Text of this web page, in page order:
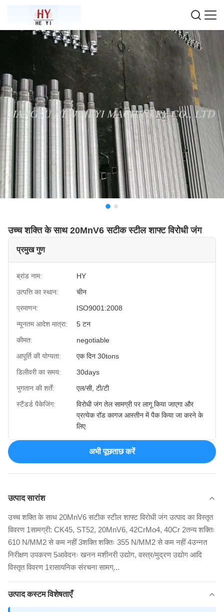
उच्च शक्ति के साथ 20MnV6 सटीक स्टील शाफ्ट विरोधी जंग
प्रमुख गुण
ब्रांड नाम:
HY
उत्पत्ति का स्थान:
चीन
प्रमाणन:
ISO9001:2008
न्यूनतम आदेश मात्रा:
5 टन
कीमत:
negotiable
आपूर्ति की योग्यता:
एक दिन 30tons
डिलीवरी का समय:
30days
भुगतान की शर्तें:
एल/सी, टी/टी
स्टैंडर्ड पैकेजिंग:
विरोधी जंग तेल सामग्री पर लागू किया जाएगा और
प्रत्येक रॉड कागज आस्तीन में पैक किया जा करने के
लिए
अभी पूछताछ करें
उत्पाद सारांश
उच्च शक्ति के साथ 20MnV6 सटीक स्टील शाफ्ट विरोधी जंग उत्पाद का विस्तृत
विवरण 1सामग्री: CK45, ST52, 20MnV6, 42CrMo4, 40Cr 2तन्य शक्तिः
610 N/MM2 से कम नहीं 3शक्ति शक्तिः 355 N/MM2 से कम नहीं 4उन्नत
निरीक्षण उपकरण 5आवेदनः खनन मशीनरी उद्योग, वस्त्र/मुद्रण उद्योग आदि
विस्तृत विवरण 1रासायनिक संरचना सामग्...
उत्पाद कस्टम विशेषताएँ